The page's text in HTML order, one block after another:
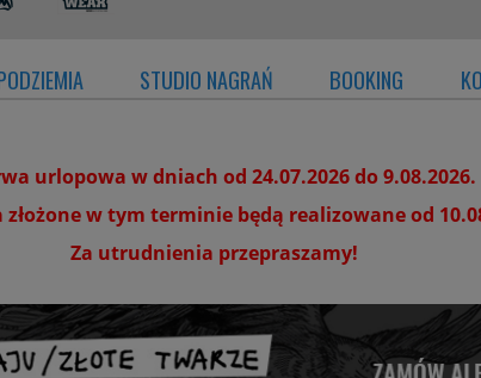
STUDIO NAGRAŃ BOOKING
urlopowa w dniach od 24.07.2026 do 9.08.2026.
w tym terminie będą realizowane od
Za utrudnienia przepraszamy!